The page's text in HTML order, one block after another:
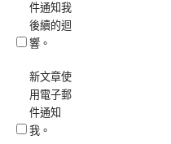
件通知我
後續的迴
響。
新文章使
用電子郵
件通知
我。